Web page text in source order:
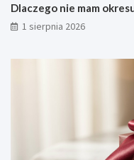
Dlaczego nie mam
1 sierpnia 2026